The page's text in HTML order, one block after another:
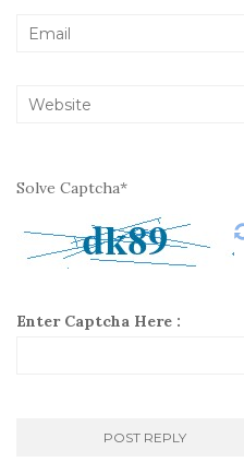
Solve Captcha*
Enter Captcha Here :